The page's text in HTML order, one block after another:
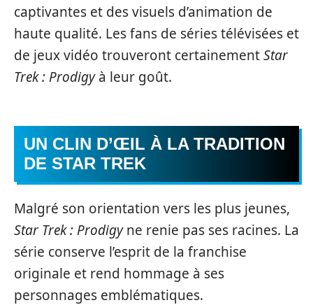
captivantes et des visuels d’animation de
haute qualité. Les fans de séries télévisées et
de jeux vidéo trouveront certainementStar
Trek : Prodigyà leur goût.
UN CLIN D’ŒIL À LA TRADITION
DE STAR TREK
Malgré son orientation vers les plus jeunes,
Star Trek : Prodigyne renie pas ses racines. La
série conserve l’esprit de la franchise
originale et rend hommage à ses
personnages emblématiques.